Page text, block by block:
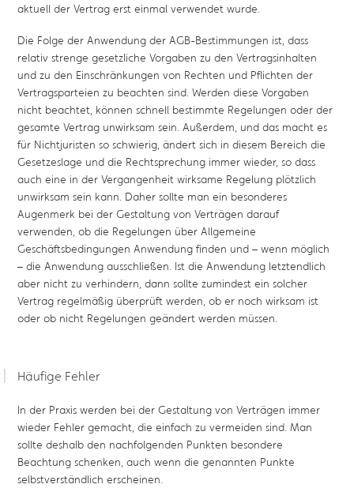
aktuell der Vertrag erst einmal verwendet wurde.
Die Folge der Anwendung der AGB-Bestimmungen ist, dass
relativ strenge gesetzliche Vorgaben zu den Vertragsinhalten
und zu den Einschränkungen von Rechten und Pflichten der
Vertragsparteien zu beachten sind. Werden diese Vorgaben
nicht beachtet, können schnell bestimmte Regelungen oder der
gesamte Vertrag unwirksam sein. Außerdem, und das macht es
für Nichtjuristen so schwierig, ändert sich in diesem Bereich die
Gesetzeslage und die Rechtsprechung immer wieder, so dass
auch eine in der Vergangenheit wirksame Regelung plötzlich
unwirksam sein kann. Daher sollte man ein besonderes
Augenmerk bei der Gestaltung von Verträgen darauf
verwenden, ob die Regelungen über Allgemeine
Geschäftsbedingungen Anwendung finden und – wenn möglich
– die Anwendung ausschließen. Ist die Anwendung letztendlich
aber nicht zu verhindern, dann sollte zumindest ein solcher
Vertrag regelmäßig überprüft werden, ob er noch wirksam ist
oder ob nicht Regelungen geändert werden müssen.
Häufige Fehler
In der Praxis werden bei der Gestaltung von Verträgen immer
wieder Fehler gemacht, die einfach zu vermeiden sind. Man
sollte deshalb den nachfolgenden Punkten besondere
Beachtung schenken, auch wenn die genannten Punkte
selbstverständlich erscheinen.